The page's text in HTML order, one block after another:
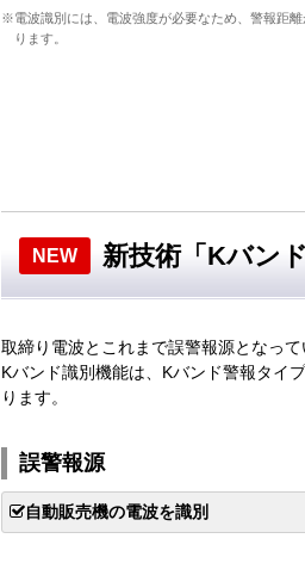
※電波識別には、電波強度が必要なため、警報距
ります。
NEW 新技術「Kバン
取締り電波とこれまで誤警報源となっ
Kバンド識別機能は、Kバンド警報タイ
ります。
誤警報源
自動販売機の電波を識別